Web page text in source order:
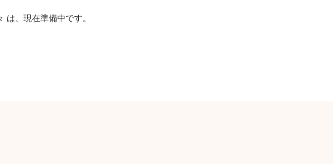
は、現在準備中です。